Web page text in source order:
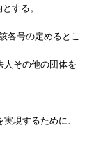
する。
各号の定めるとこ
その他の団体を
現するために、